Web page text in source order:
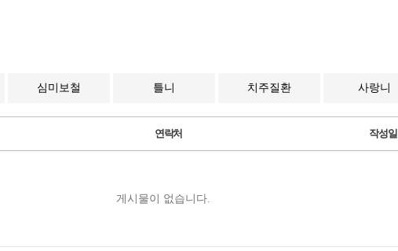
심미보철 틀니 치주질환 사랑니
연락처 작성일
게시물이 없습니다.